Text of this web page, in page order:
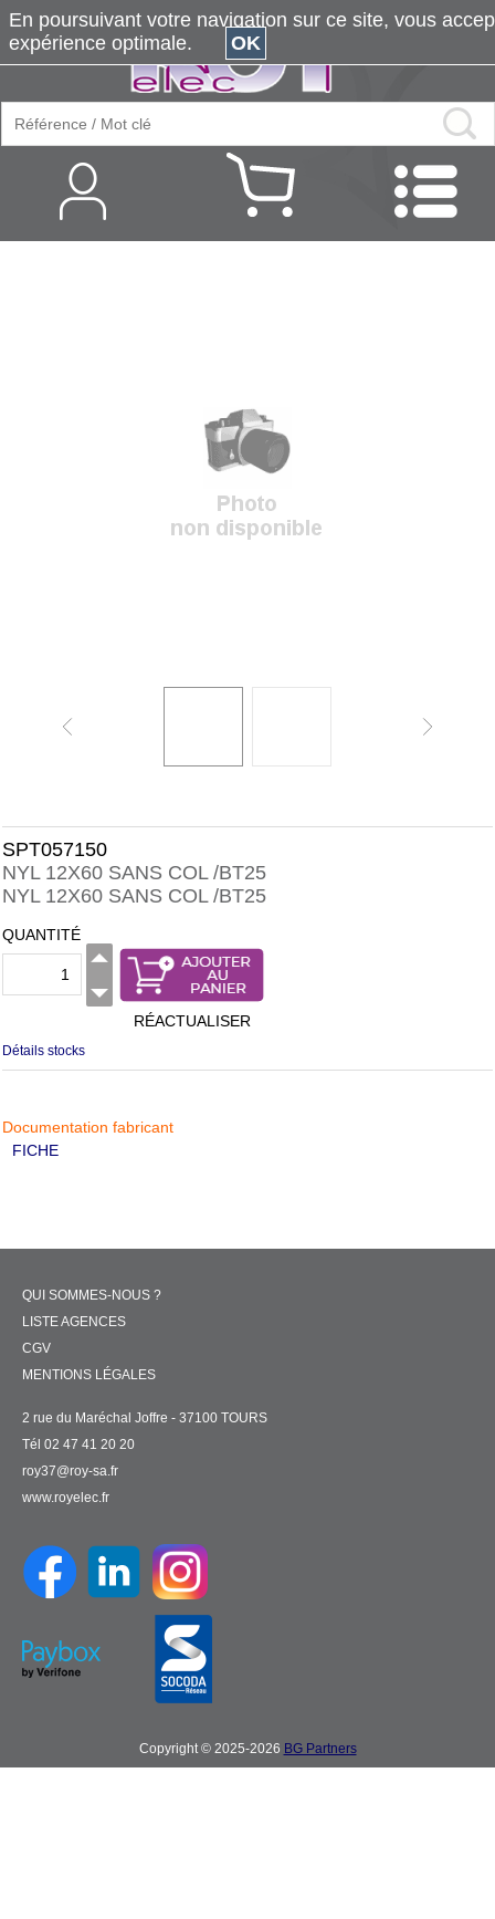
SPT057150
NYL 12X60 SANS COL /BT25
NYL 12X60 SANS COL /BT25
QUANTITÉ
RÉACTUALISER
Détails stocks
Documentation fabricant
FICHE
QUI SOMMES-NOUS ?
LISTE AGENCES
CGV
MENTIONS LÉGALES
2 rue du Maréchal Joffre - 37100 TOURS
Tél 02 47 41 20 20
roy37@roy-sa.fr
www.royelec.fr
Copyright © 2025-2026 BG Partners
En poursuivant votre navigation sur ce site, vous
expérience optimale.
OK